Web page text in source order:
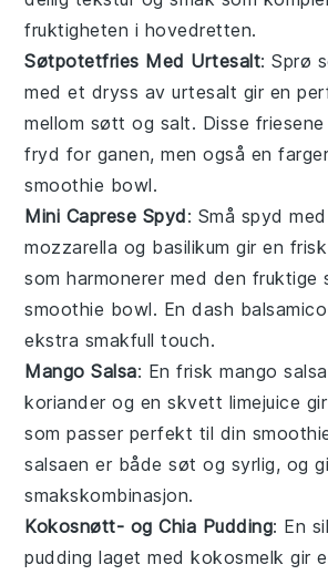
fruktigheten i hovedretten.
Søtpotetfries Med Urtesalt: Sprø
med et dryss av urtesalt gir en
mellom søtt og salt. Disse
fryd for ganen, men også en
smoothie bowl.
Mini Caprese Spyd: Små spyd
mozzarella og basilikum gir en
som harmonerer med den fruktige
smoothie bowl. En dash
ekstra smakfull touch.
Mango Salsa: En friskmango salsa
koriander og en skvett limejuice
som passer perfekt til din
salsaen er både søt og syrlig, og
smakskombinasjon.
Kokosnøtt- og Chia Pudding: En
pudding laget medkokosmelk gir